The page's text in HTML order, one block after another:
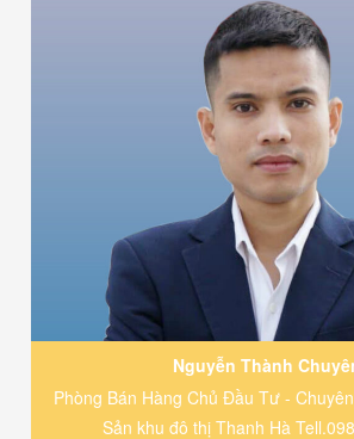
Nguyễn Thành
Phòng Bán Hàng Chủ Đầu Tư -
Sản khu đô thị Thanh Hà